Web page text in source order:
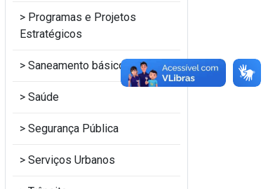
Programas e Projetos
Estratégicos
Saneamento básico
Saúde
Segurança Pública
Serviços Urbanos